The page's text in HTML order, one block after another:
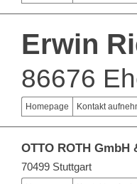
Erwin
86676
Homepage Kontakt
OTTO ROTH GmbH
70499 Stuttgart